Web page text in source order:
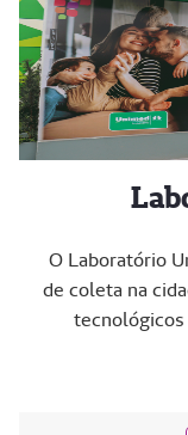
O Laboratório
de coleta na
tecnológicos